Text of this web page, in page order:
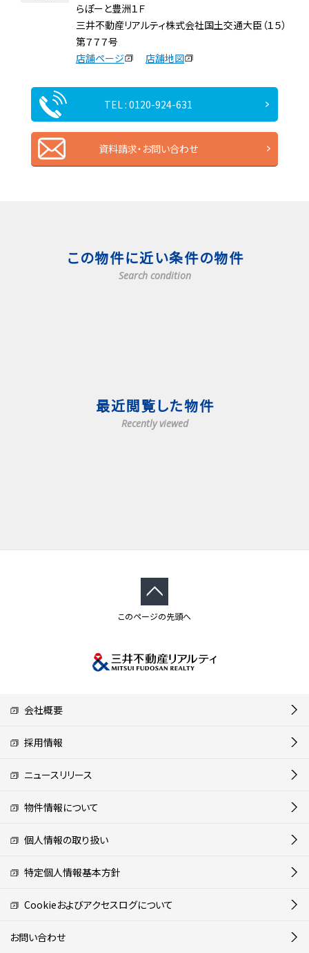
らぽーと豊洲１Ｆ
三井不動産リアルティ株式会社国土交通大臣（１５）
第７７７号
店舗ページ
店舗地図
TEL : 0120-924-631
資料請求・お問い合わせ
この物件に近い条件の物件
Search condition
最近閲覧した物件
Recently viewed
このページの先頭へ
会社概要
採用情報
ニュースリリース
物件情報について
個人情報の取り扱い
特定個人情報基本方針
Cookieおよびアクセスログについて
お問い合わせ